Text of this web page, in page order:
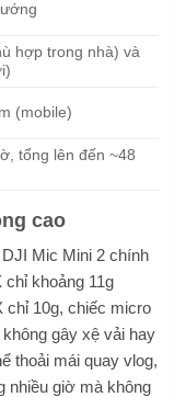
hợp trong nhà) và
(mobile)
tổng lên đến ~48
cao
Mic Mini 2 chính
khoảng 11g
chỉ 10g, chiếc micro
không gây xệ vải hay
thoải mái quay vlog,
nhiều giờ mà không